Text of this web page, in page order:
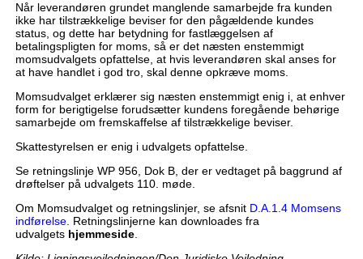
Når leverandøren grundet manglende samarbejde fra kunden
ikke har tilstrækkelige beviser for den pågældende kundes
status, og dette har betydning for fastlæggelsen af
betalingspligten for moms, så er det næsten enstemmigt
momsudvalgets opfattelse, at hvis leverandøren skal anses for
at have handlet i god tro, skal denne opkræve moms.
Momsudvalget erklærer sig næsten enstemmigt enig i, at enhver
form for berigtigelse forudsætter kundens foregående behørige
samarbejde om fremskaffelse af tilstrækkelige beviser.
Skattestyrelsen er enig i udvalgets opfattelse.
Se retningslinje WP 956, Dok B, der er vedtaget på baggrund af
drøftelser på udvalgets 110. møde.
Om Momsudvalget og retningslinjer, se afsnit D.A.1.4 Momsens
indførelse. Retningslinjerne kan downloades fra
udvalgets hjemmeside.